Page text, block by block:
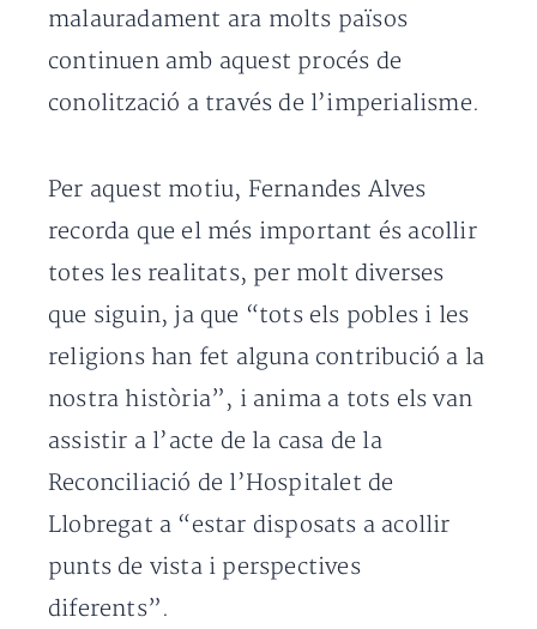
malauradament ara molts països
continuen amb aquest procés de
conolització a través de l’imperialisme.
Per aquest motiu, Fernandes Alves
recorda que el més important és acollir
totes les realitats, per molt diverses
que siguin, ja que “tots els pobles i les
religions han fet alguna contribució a la
nostra història”, i anima a tots els van
assistir a l’acte de la casa de la
Reconciliació de l’Hospitalet de
Llobregat a “estar disposats a acollir
punts de vista i perspectives
diferents”.